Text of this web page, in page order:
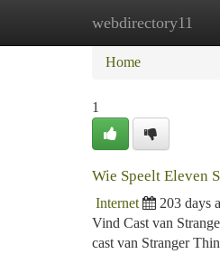
webdirectory11
Home New
Home
1
Wie Speelt Eleven
Internet 203 days
Vind Cast van
cast van Stranger